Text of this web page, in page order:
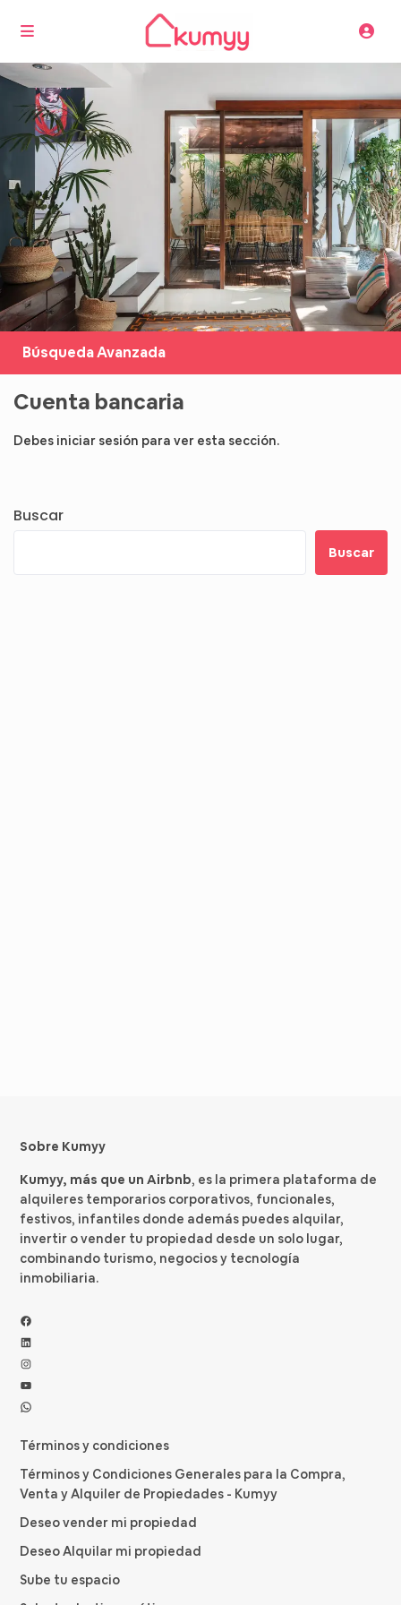
Búsqueda Avanzada
Cuenta bancaria
Debes iniciar sesión para ver esta sección.
Buscar
Buscar
Sobre Kumyy
Kumyy, más que un Airbnb, es la primera plataforma de
alquileres temporarios corporativos, funcionales,
festivos, infantiles donde además puedes alquilar,
invertir o vender tu propiedad desde un solo lugar,
combinando turismo, negocios y tecnología
inmobiliaria.
Facebook
LinkedIn
Instagram
YouTube
WhatsApp
Términos y condiciones
Términos y Condiciones Generales para la Compra,
Venta y Alquiler de Propiedades - Kumyy
Deseo vender mi propiedad
Deseo Alquilar mi propiedad
Sube tu espacio